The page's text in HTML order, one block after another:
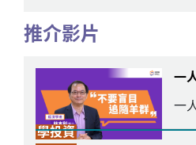
推介影片
學投資
一
一